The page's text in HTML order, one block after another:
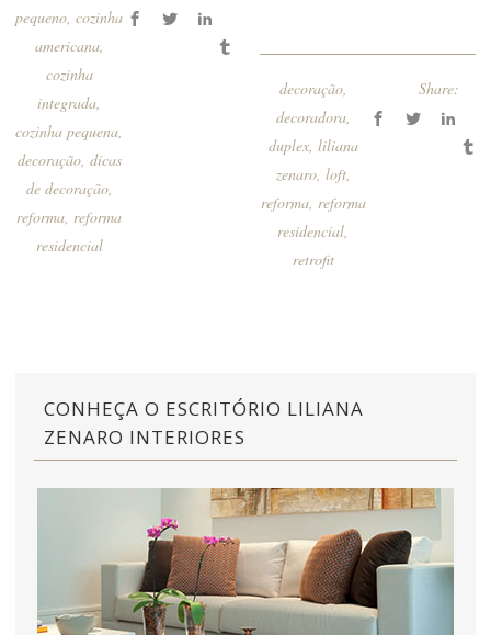
pequeno,cozinha
americana,
cozinha
integrada,
cozinha pequena,
decoração, dicas
de decoração,
reforma,reforma
residencial
decoração,
decoradora,
duplex, liliana
zenaro, loft,
reforma, reforma
residencial,
retrofit
Share:
CONHEÇA O ESCRITÓRIO LILIANA
ZENARO INTERIORES